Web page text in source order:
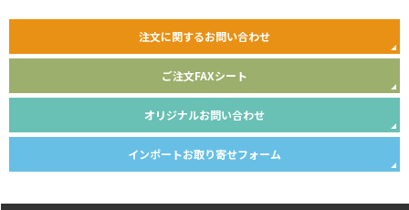
注文に関するお問い合わせ
ご注文FAXシート
オリジナルお問い合わせ
インポートお取り寄せフォーム